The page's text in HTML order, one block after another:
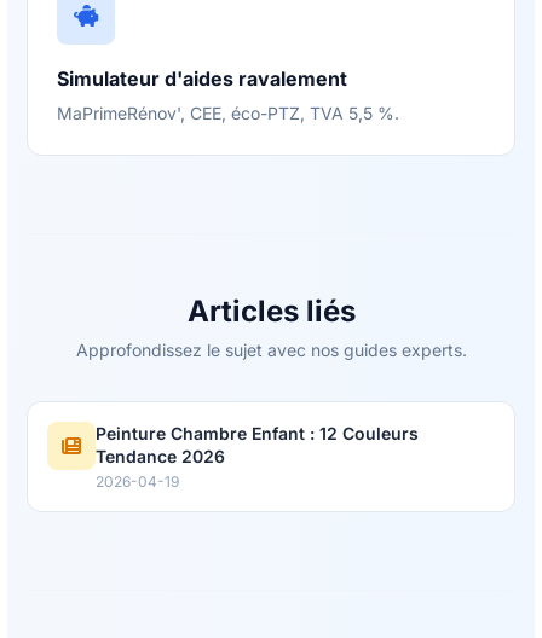
Simulateur d'aides ravalement
MaPrimeRénov', CEE, éco-PTZ, TVA 5,5 %.
Articles liés
Approfondissez le sujet avec nos guides experts.
Peinture Chambre Enfant : 12 Couleurs
Tendance 2026
2026-04-19